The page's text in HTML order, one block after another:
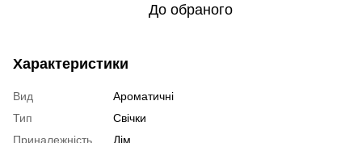
До обраного
Характеристики
Вид
Ароматичні
Тип
Свічки
Приналежність
Дім